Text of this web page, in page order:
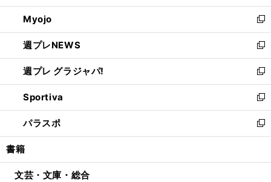
開
く
ウ
で
開
く
ン
ド
ウ
で
開
く
ウ
ィ
ン
ド
ウ
で
開
く
Myojo
新
し
い
ウ
ィ
ン
ド
ウ
で
開
週プレNEWS
新
し
い
ウ
ィ
ン
ド
ウ
開
週プレ グラジャパ!
新
し
い
ウ
ィ
ン
ウ
Sportiva
新
し
い
ウ
ン
パラスポ
新
し
ウ
書籍
文芸・文庫・総合